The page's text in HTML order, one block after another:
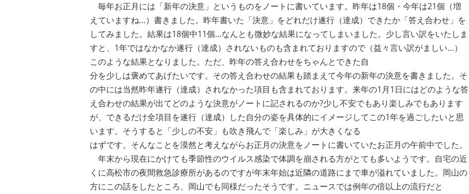
毎年お正月には「新年の決意」というものをノートに書いています。昨年は18個・今年は21個（増
えていますね…）書きました。昨年書いた「決意」をどれだけ遂行（達成）できたか「答え合わせ」を
してみました。結果は18個中11個…なんとも微妙な結果になってしまいました。少し言い訳をいたしま
すと、1年ではなかなか遂行（達成）されないものも含まれておりますので（益々言い訳がましい…）
このような結果となりました。ただ、昨年の答え合わせをちゃんとできた自
分を少しは褒めてあげたいです。その答え合わせの結果も踏まえて今年の新年の決意を書きました。そ
の中には当然昨年遂行（達成）されなかった項目も含まれております。来年の1月1日にはどのような答
え合わせの結果が出てどのような決意がノートに記されるのか?少し不安でもあり楽しみでもあります
が、できるだけ全項目を遂行（達成）した自分の姿を具体的にイメージしてこの1年を過ごしたいと思
います。そうすると「少しの不安」も吹き飛んで「楽しみ」が大きくなる
はずです。そんなことを漠然と考えながらお正月の決意をノートに書いていたお正月の午前中でした。
年末から現在にかけても季節性のウイルス感染で体調を崩される方がとても多いようです。自宅の近
くに高松市の夜間救急診療所があるのですが年末年始は近隣の道路にまで車が溢れていました。岡山の
方にこの話をしたところ、岡山でも同様だったそうです。ニュースでは例年の倍以上の流行だと